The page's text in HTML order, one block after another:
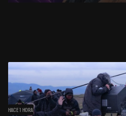
HACE 1 HORA